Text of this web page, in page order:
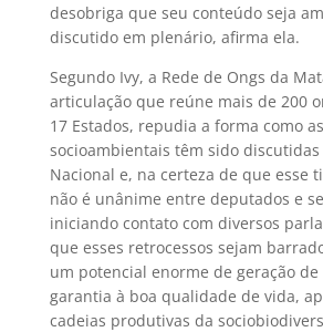
desobriga que seu conteúdo seja
discutido em plenário, afirma ela.
Segundo Ivy, a Rede de Ongs da
articulação que reúne mais de 200
17 Estados, repudia a forma como
socioambientais têm sido discutidas
Nacional e, na certeza de que esse
não é unânime entre deputados e
iniciando contato com diversos
que esses retrocessos sejam
um potencial enorme de geração
garantia à boa qualidade de vida,
cadeias produtivas da